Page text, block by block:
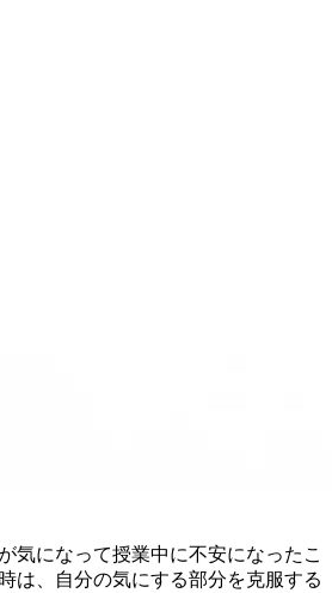
気になって授業中に不安になったこ
は、自分の気にする部分を克服する